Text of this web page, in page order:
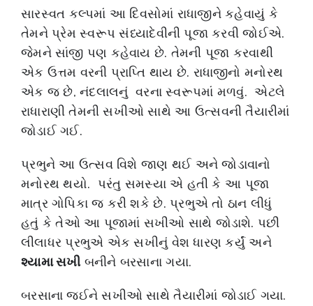
સારસ્વત કલ્પમાં આ દિવસોમાં રાધાજીને કહેવાયું કે
તેમને પ્રેમ સ્વરૂપ સંધ્યાદેવીની પૂજા કરવી જોઈએ.
જેમને સાંજી પણ કહેવાય છે. તેમની પૂજા કરવાથી
એક ઉત્તમ વરની પ્રાપ્તિ થાય છે. રાધાજીનો મનોરથ
એક જ છે, નંદલાલનું વરના સ્વરૂપમાં મળવું. એટલે
રાધારાણી તેમની સખીઓ સાથે આ ઉત્સવની તૈયારીમાં
જોડાઈ ગઈ.
પ્રભુને આ ઉત્સવ વિશે જાણ થઈ અને જોડાવાનો
મનોરથ થયો. પરંતુ સમસ્યા એ હતી કે આ પૂજા
માત્ર ગોપિકા જ કરી શકે છે. પ્રભુએ તો ઠાન લીધું
હતું કે તેઓ આ પૂજામાં સખીઓ સાથે જોડાશે. પછી
લીલાધર પ્રભુએ એક સખીનું વેશ ધારણ કર્યું અને
શ્યામા સખી બનીને બરસાના ગયા.
બરસાના જઈને સખીઓ સાથે તૈયારીમાં જોડાઈ ગયા.